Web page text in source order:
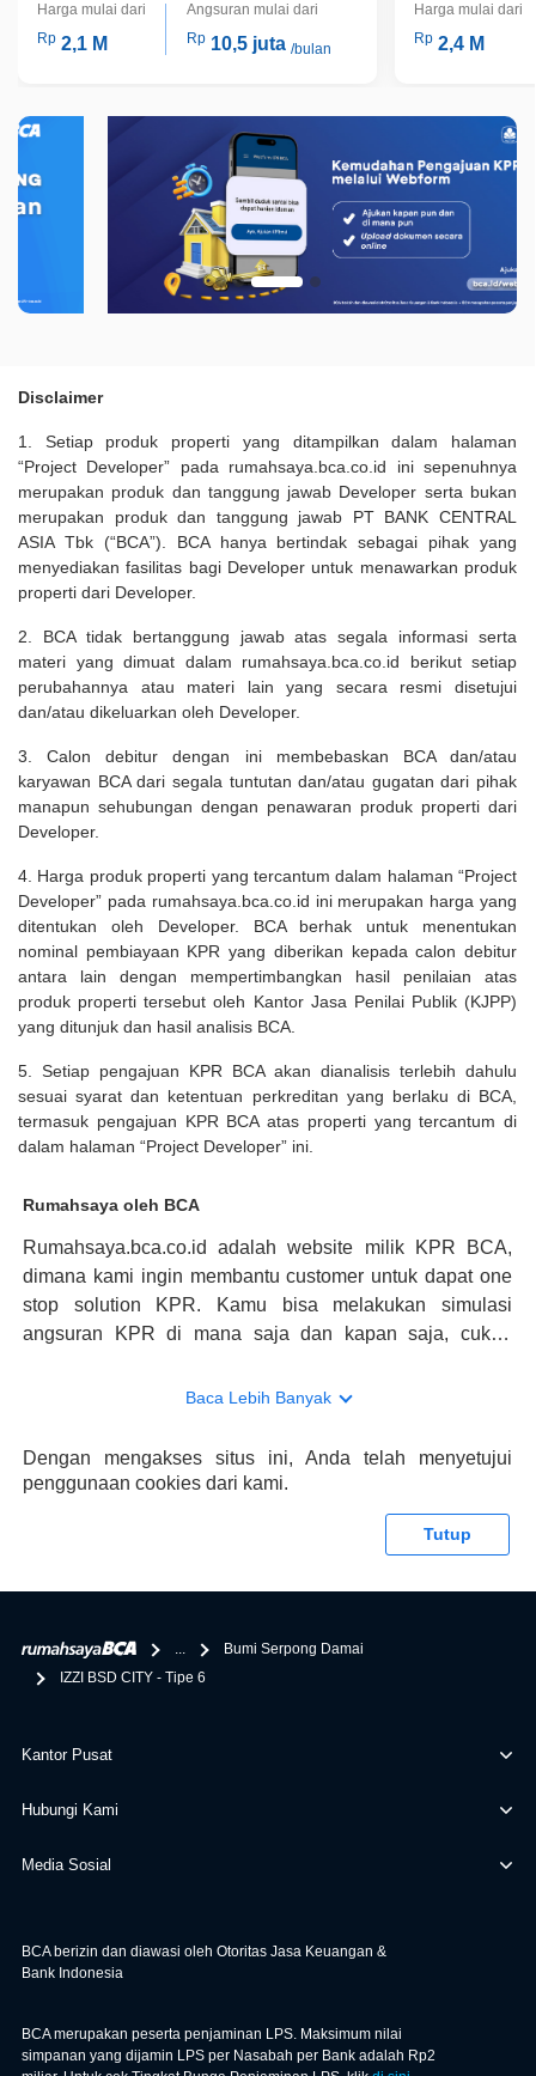
Harga mulai dari
Rp 2,1 M
Angsuran mulai dari
Rp 10,5 juta /bulan
Harga mulai dari
Rp 2,4 M
Disclaimer
1. Setiap produk properti yang ditampilkan dalam halaman
“Project Developer” pada rumahsaya.bca.co.id ini sepenuhnya
merupakan produk dan tanggung jawab Developer serta bukan
merupakan produk dan tanggung jawab PT BANK CENTRAL
ASIA Tbk (“BCA”). BCA hanya bertindak sebagai pihak yang
menyediakan fasilitas bagi Developer untuk menawarkan produk
properti dari Developer.
2. BCA tidak bertanggung jawab atas segala informasi serta
materi yang dimuat dalam rumahsaya.bca.co.id berikut setiap
perubahannya atau materi lain yang secara resmi disetujui
dan/atau dikeluarkan oleh Developer.
3. Calon debitur dengan ini membebaskan BCA dan/atau
karyawan BCA dari segala tuntutan dan/atau gugatan dari pihak
manapun sehubungan dengan penawaran produk properti dari
Developer.
4. Harga produk properti yang tercantum dalam halaman “Project
Developer” pada rumahsaya.bca.co.id ini merupakan harga yang
ditentukan oleh Developer. BCA berhak untuk menentukan
nominal pembiayaan KPR yang diberikan kepada calon debitur
antara lain dengan mempertimbangkan hasil penilaian atas
produk properti tersebut oleh Kantor Jasa Penilai Publik (KJPP)
yang ditunjuk dan hasil analisis BCA.
5. Setiap pengajuan KPR BCA akan dianalisis terlebih dahulu
sesuai syarat dan ketentuan perkreditan yang berlaku di BCA,
termasuk pengajuan KPR BCA atas properti yang tercantum di
dalam halaman “Project Developer” ini.
Rumahsaya oleh BCA
Rumahsaya.bca.co.id adalah website milik KPR BCA,
dimana kami ingin membantu customer untuk dapat one
stop solution KPR. Kamu bisa melakukan simulasi
angsuran KPR di mana saja dan kapan saja, cukup
konsultasi mengenai KPR, maka ada layanan live chat
memberikan keuntungan yang berlipat, persyaratan
pengajuan KPR BCA juga sangat mudah, kamu bisa cek
tentang properti disini BCA hanya sebagai pihak
bertanggung jawab terhadap informasi yang rekanan
Baca Lebih Banyak
Dengan mengakses situs ini, Anda telah menyetujui
penggunaan cookies dari kami.
Tutup
...
Bumi Serpong Damai
IZZI BSD CITY - Tipe 6
Kantor Pusat
Hubungi Kami
Media Sosial
BCA berizin dan diawasi oleh Otoritas Jasa Keuangan &
Bank Indonesia
BCA merupakan peserta penjaminan LPS. Maksimum nilai
simpanan yang dijamin LPS per Nasabah per Bank adalah Rp2